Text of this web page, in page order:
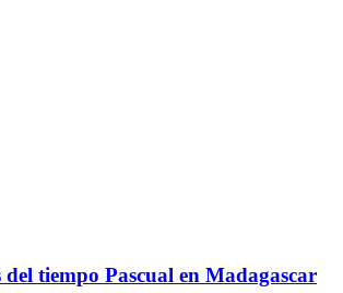
del tiempo Pascual en Madagascar